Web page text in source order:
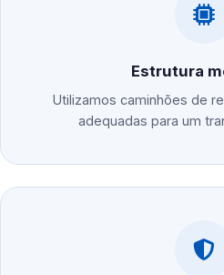
Estrutura
Utilizamos caminhões de
adequadas para um